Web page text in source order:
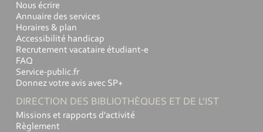
Nous écrire
Annuaire des services
Horaires & plan
Accessibilité handicap
Recrutement vacataire étudiant-e
FAQ
Service-public.fr
Donnez votre avis avec SP+
DIRECTION DES BIBLIOTHÈQUES ET DE L'IST
Missions et rapports d'activité
Règlement